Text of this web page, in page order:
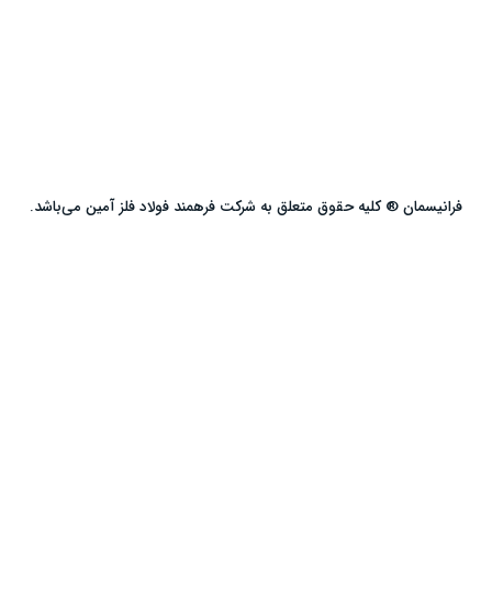
فرانیسمان ® کلیه حقوق متعلق به شرکت فرهمند فولاد فلز آمین می‌باشد.